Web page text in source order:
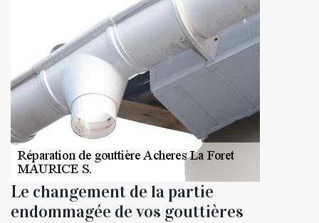
Le changement de la partie
endommagée de vos gouttières